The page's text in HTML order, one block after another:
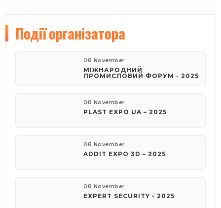
Подіїорганізатора
08 November
МІЖНАРОДНИЙ
ПРОМИСЛОВИЙ ФОРУМ - 2025
08 November
PLAST EXPO UA – 2025
08 November
ADDIT EXPO 3D – 2025
08 November
EXPERT SECURITY - 2025